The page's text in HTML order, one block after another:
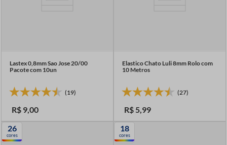
Lastex 0,8mm Sao Jose 20/00
Pacote com 10un
(19)
R$ 9,00
Elastico Chato Luli 8mm Rolo com
10 Metros
(27)
R$ 5,99
26
cores
18
cores